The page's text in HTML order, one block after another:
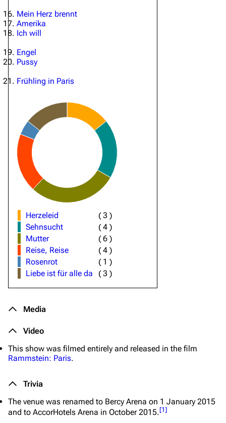
Mein Herz brennt
Amerika
Ich will
Engel
Pussy
Frühling in Paris
Herzeleid (3 )
Sehnsucht
(4 )
Mutter
(6 )
Reise, Reise
(4 )
Rosenrot
( 1 )
Liebe ist für alle da
(3 )
Media
Video
This show was filmed entirely and released in the film
Rammstein: Paris.
Trivia
The venue was renamed to Bercy Arena on 1 January 2015
and to AccorHotels Arena in October 2015.[1]